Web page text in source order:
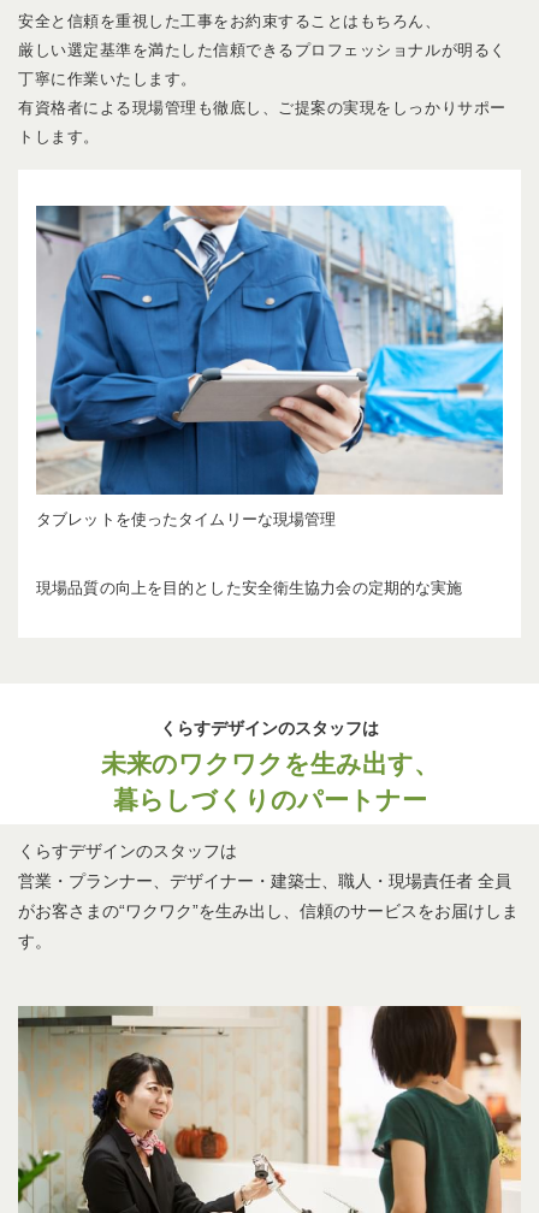
安全と信頼を重視した工事をお約束することはもちろん、
厳しい選定基準を満たした信頼できるプロフェッショナルが明るく
丁寧に作業いたします。
有資格者による現場管理も徹底し、ご提案の実現をしっかりサポー
トします。
タブレットを使ったタイムリーな現場管理
現場品質の向上を目的とした安全衛生協力会の定期的な実施
くらすデザインのスタッフは
未来のワクワクを生み出す、
暮らしづくりのパートナー
くらすデザインのスタッフは
営業・プランナー、デザイナー・建築士、職人・現場責任者
全員
がお客さまの“ワクワク”を生み出し、信頼のサービスをお届けしま